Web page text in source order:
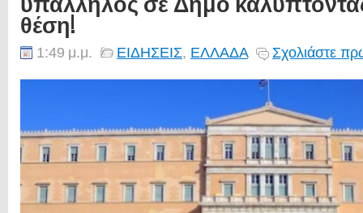
θέση!
1:49 μ.μ. ΕΙΔΗΣΕΙΣ, ΕΛΛΑΔΑ Σχολιάστε